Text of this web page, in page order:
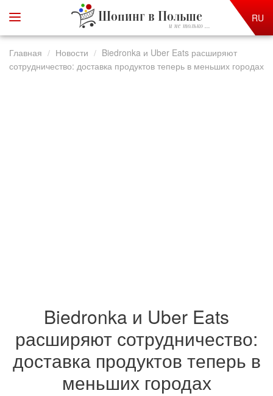
Шопинг в Польше
и не только ...
RU
Главная Новости
Biedronka и Uber Eats расширяют
сотрудничество: доставка продуктов теперь в меньших городах
Biedronka и Uber Eats
расширяют сотрудничество:
доставка продуктов теперь в
меньших городах